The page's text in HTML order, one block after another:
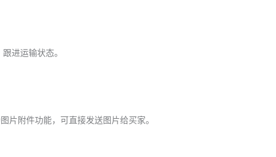
进运输状态。
片附件功能，可直接发送图片给买家。